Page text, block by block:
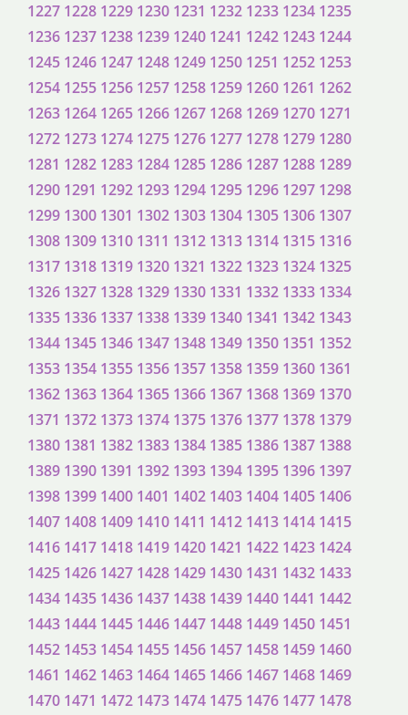
1227 1228 1229 1230 1231 1232 1233 1234 1235
1236 1237 1238 1239 1240 1241 1242 1243 1244
1245 1246 1247 1248 1249 1250 1251 1252 1253
1254 1255 1256 1257 1258 1259 1260 1261 1262
1263 1264 1265 1266 1267 1268 1269 1270 1271
1272 1273 1274 1275 1276 1277 1278 1279 1280
1281 1282 1283 1284 1285 1286 1287 1288 1289
1290 1291 1292 1293 1294 1295 1296 1297 1298
1299 1300 1301 1302 1303 1304 1305 1306 1307
1308 1309 1310 1311 1312 1313 1314 1315 1316
1317 1318 1319 1320 1321 1322 1323 1324 1325
1326 1327 1328 1329 1330 1331 1332 1333 1334
1335 1336 1337 1338 1339 1340 1341 1342 1343
1344 1345 1346 1347 1348 1349 1350 1351 1352
1353 1354 1355 1356 1357 1358 1359 1360 1361
1362 1363 1364 1365 1366 1367 1368 1369 1370
1371 1372 1373 1374 1375 1376 1377 1378 1379
1380 1381 1382 1383 1384 1385 1386 1387 1388
1389 1390 1391 1392 1393 1394 1395 1396 1397
1398 1399 1400 1401 1402 1403 1404 1405 1406
1407 1408 1409 1410 1411 1412 1413 1414 1415
1416 1417 1418 1419 1420 1421 1422 1423 1424
1425 1426 1427 1428 1429 1430 1431 1432 1433
1434 1435 1436 1437 1438 1439 1440 1441 1442
1443 1444 1445 1446 1447 1448 1449 1450 1451
1452 1453 1454 1455 1456 1457 1458 1459 1460
1461 1462 1463 1464 1465 1466 1467 1468 1469
1470 1471 1472 1473 1474 1475 1476 1477 1478